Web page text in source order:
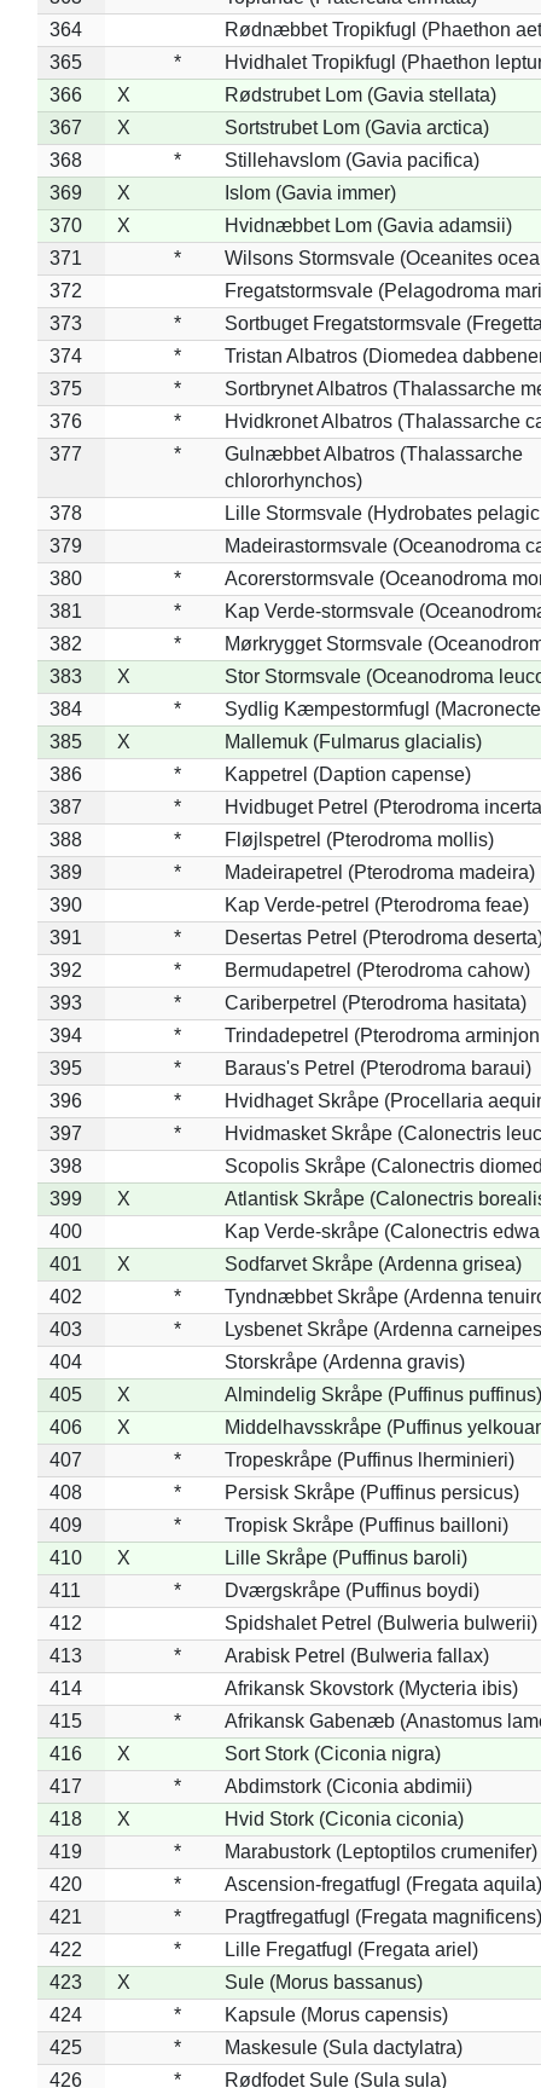
364
Rødnæbbet Tropikfugl (Phaethon
365
*
Hvidhalet Tropikfugl (Phaethon
366
X
Rødstrubet Lom (Gavia stellata)
367
X
Sortstrubet Lom (Gavia arctica)
368
*
Stillehavslom (Gavia pacifica)
369
X
Islom (Gavia immer)
370
X
Hvidnæbbet Lom (Gavia adamsii)
371
*
Wilsons Stormsvale (Oceanites
372
Fregatstormsvale (Pelagodroma
373
*
Sortbuget Fregatstormsvale
374
*
Tristan Albatros (Diomedea
375
*
Sortbrynet Albatros (Thalassarche
376
*
Hvidkronet Albatros (Thalassarche
377
*
Gulnæbbet Albatros (Thalassarche
chlororhynchos)
378
Lille Stormsvale (Hydrobates
379
Madeirastormsvale (Oceanodroma
380
*
Acorerstormsvale (Oceanodroma
381
*
Kap Verde-stormsvale
382
*
Mørkrygget Stormsvale
383
X
Stor Stormsvale (Oceanodroma
384
*
Sydlig Kæmpestormfugl
385
X
Mallemuk (Fulmarus glacialis)
386
*
Kappetrel (Daption capense)
387
*
Hvidbuget Petrel (Pterodroma
388
*
Fløjlspetrel (Pterodroma mollis)
389
*
Madeirapetrel (Pterodroma madeira)
390
Kap Verde-petrel (Pterodroma feae)
391
*
Desertas Petrel (Pterodroma
392
*
Bermudapetrel (Pterodroma cahow)
393
*
Cariberpetrel (Pterodroma hasitata)
394
*
Trindadepetrel (Pterodroma
395
*
Baraus's Petrel (Pterodroma baraui)
396
*
Hvidhaget Skråpe (Procellaria
397
*
Hvidmasket Skråpe (Calonectris
398
Scopolis Skråpe (Calonectris
399
X
Atlantisk Skråpe (Calonectris
400
Kap Verde-skråpe (Calonectris
401
X
Sodfarvet Skråpe (Ardenna grisea)
402
*
Tyndnæbbet Skråpe (Ardenna
403
*
Lysbenet Skråpe (Ardenna
404
Storskråpe (Ardenna gravis)
405
X
Almindelig Skråpe (Puffinus puffinus)
406
X
Middelhavsskråpe (Puffinus
407
*
Tropeskråpe (Puffinus lherminieri)
408
*
Persisk Skråpe (Puffinus persicus)
409
*
Tropisk Skråpe (Puffinus bailloni)
410
X
Lille Skråpe (Puffinus baroli)
411
*
Dværgskråpe (Puffinus boydi)
412
Spidshalet Petrel (Bulweria bulwerii)
413
*
Arabisk Petrel (Bulweria fallax)
414
Afrikansk Skovstork (Mycteria ibis)
415
*
Afrikansk Gabenæb (Anastomus
416
X
Sort Stork (Ciconia nigra)
417
*
Abdimstork (Ciconia abdimii)
418
X
Hvid Stork (Ciconia ciconia)
419
*
Marabustork (Leptoptilos crumenifer)
420
*
Ascension-fregatfugl (Fregata aquila)
421
*
Pragtfregatfugl (Fregata magnificens)
422
*
Lille Fregatfugl (Fregata ariel)
423
X
Sule (Morus bassanus)
424
*
Kapsule (Morus capensis)
425
*
Maskesule (Sula dactylatra)
426
*
Rødfodet Sule (Sula sula)